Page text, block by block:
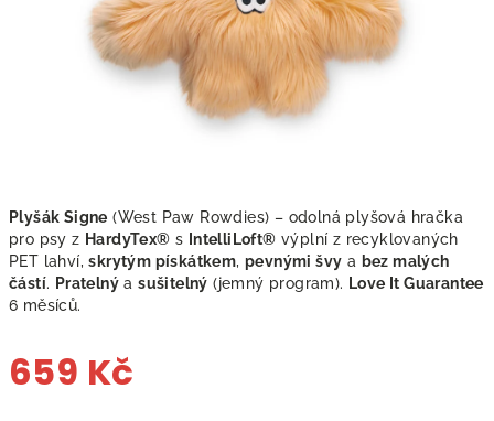
Plyšák Signe (West Paw Rowdies) – odolná plyšová hračka
pro psy z HardyTex® s IntelliLoft® výplní z recyklovaných
PET lahví,skrytým pískátkem,pevnými švy a bez malých
částí. Pratelný asušitelný (jemný program). Love It Guarantee
6 měsíců.
659 Kč